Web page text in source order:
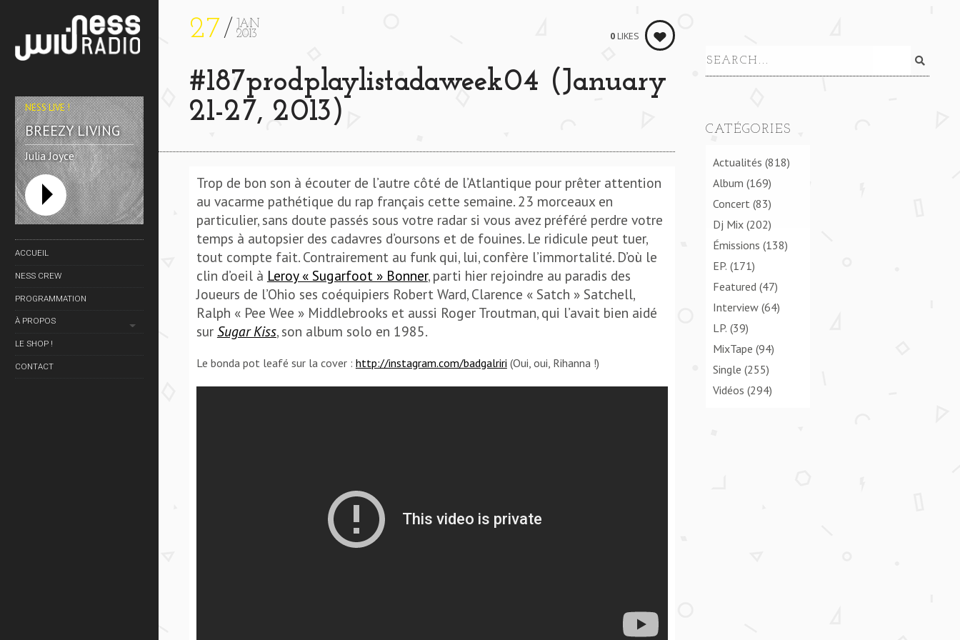
BREEZY LIVING
Julia Joyce
NESS LIVE !
ACCUEIL
NESS CREW
PROGRAMMATION
À PROPOS
LE SHOP !
CONTACT
27
JAN
2013
#187prodplaylistadaweek04 (January
21-27, 2013)
0LIKES
Trop de bon son à écouter de l’autre côté de l’Atlantique pour prêter attention
au vacarme pathétique du rap français cette semaine. 23 morceaux en
particulier, sans doute passés sous votre radar si vous avez préféré perdre votre
temps à autopsier des cadavres d’oursons et de fouines. Le ridicule peut tuer,
tout compte fait. Contrairement au funk qui, lui, confère l’immortalité. D’où le
clin d’oeil à Leroy « Sugarfoot » Bonner, parti hier rejoindre au paradis des
Joueurs de l’Ohio ses coéquipiers Robert Ward, Clarence « Satch » Satchell,
Ralph « Pee Wee » Middlebrooks et aussi Roger Troutman, qui l’avait bien aidé
sur Sugar Kiss, son album solo en 1985.
Le bonda pot leafé sur la cover : http://instagram.com/badgalriri (Oui, oui, Rihanna !)
CATÉGORIES
Actualités (818)
Album (169)
Concert (83)
Dj Mix(202)
Émissions (138)
EP. (171)
Featured (47)
Interview(64)
LP. (39)
MixTape (94)
Single (255)
Vidéos (294)